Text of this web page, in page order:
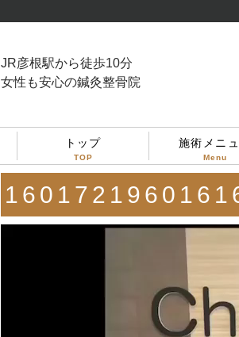
JR彦根駅から徒歩10分
女性も安心の鍼灸整骨院
トップ
TOP
施術メニ
Menu